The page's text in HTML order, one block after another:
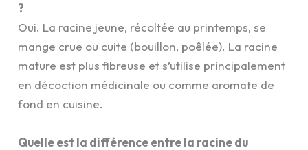
?
Oui. La racine jeune, récoltée au printemps, se
mange crue ou cuite (bouillon, poêlée). La racine
mature est plus fibreuse et s’utilise principalement
en décoction médicinale ou comme aromate de
fond en cuisine.
Quelle est la différence entre la racine du